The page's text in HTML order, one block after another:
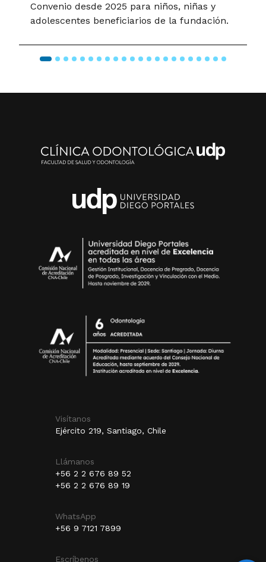
Convenio desde 2025 para niños, niñas y
adolescentes beneficiarios de la fundación.
Visítanos
Ejército 219, Santiago, Chile
Llámanos
+56 2 2 676 89 52
+56 2 2 676 89 19
WhatsApp
+56 9 7121 7899
Escríbenos